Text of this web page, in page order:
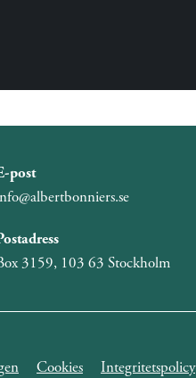
post
3159, 103 63 Stockholm
Cookies Integritetspolicy